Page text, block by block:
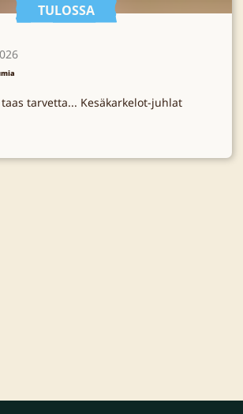
TULOSSA
tarvetta... Kesäkarkelot-juhlat